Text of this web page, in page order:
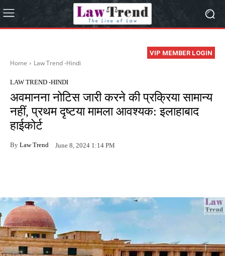
VIP MEMBER LOGIN
Home Law Trend -Hindi
LAW TREND -HINDI
अवमानना नोटिस जारी करने की प्रक्रिया सामान्य
नहीं, प्रथम दृष्टया मामला आवश्यक: इलाहाबाद
हाईकोर्ट
By Law Trend June 8, 2024 1:14 PM